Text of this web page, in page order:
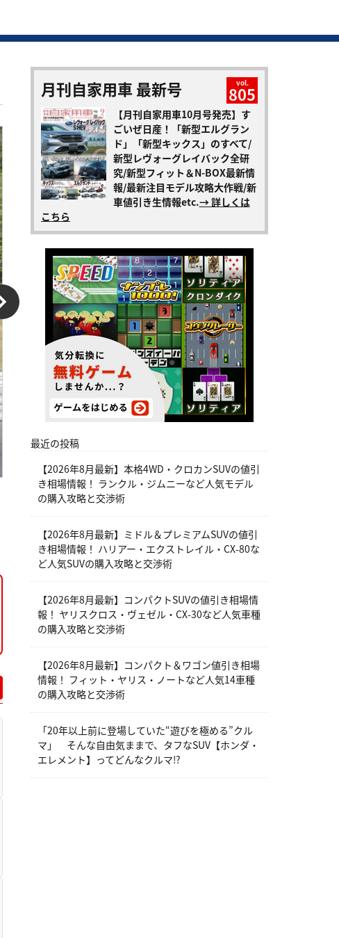
月刊自家用車 最新号 vol.
805
【月刊自家用車10月号発売】す
ごいぜ日産！「新型エルグラン
ド」「新型キックス」のすべて/
新型レヴォーグレイバック全研
究/新型フィット＆N-BOX最新情
報/最新注目モデル攻略大作戦/新
車値引き生情報etc.→ 詳しくは
こちら
最近の投稿
【2026年8月最新】本格4WD・クロカンSUVの値引
き相場情報！ ランクル・ジムニーなど人気モデル
の購入攻略と交渉術
【2026年8月最新】ミドル＆プレミアムSUVの値引
き相場情報！ ハリアー・エクストレイル・CX-80な
ど人気SUVの購入攻略と交渉術
【2026年8月最新】コンパクトSUVの値引き相場情
報！ ヤリスクロス・ヴェゼル・CX-30など人気車種
の購入攻略と交渉術
【2026年8月最新】コンパクト＆ワゴン値引き相場
情報！ フィット・ヤリス・ノートなど人気14車種
の購入攻略と交渉術
「20年以上前に登場していた“遊びを極める”クル
マ」 そんな自由気ままで、タフなSUV【ホンダ・
エレメント】ってどんなクルマ⁉︎